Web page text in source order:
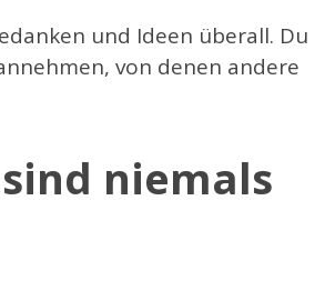
und Ideen überall. Du
von denen andere
niemals